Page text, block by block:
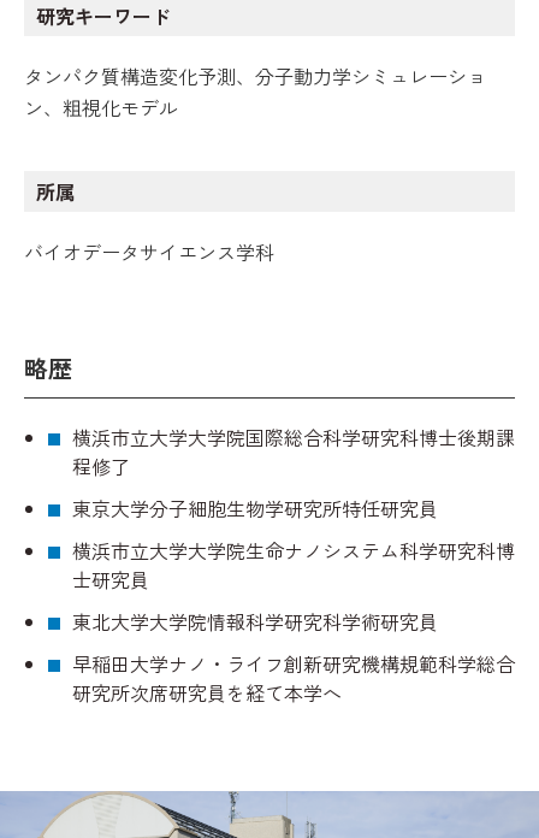
研究キーワード
タンパク質構造変化予測、分子動力学シミュレーショ
ン、粗視化モデル
所属
バイオデータサイエンス学科
略歴
横浜市立大学大学院国際総合科学研究科博士後期課
程修了
東京大学分子細胞生物学研究所特任研究員
横浜市立大学大学院生命ナノシステム科学研究科博
士研究員
東北大学大学院情報科学研究科学術研究員
早稲田大学ナノ・ライフ創新研究機構規範科学総合
研究所次席研究員を経て本学へ